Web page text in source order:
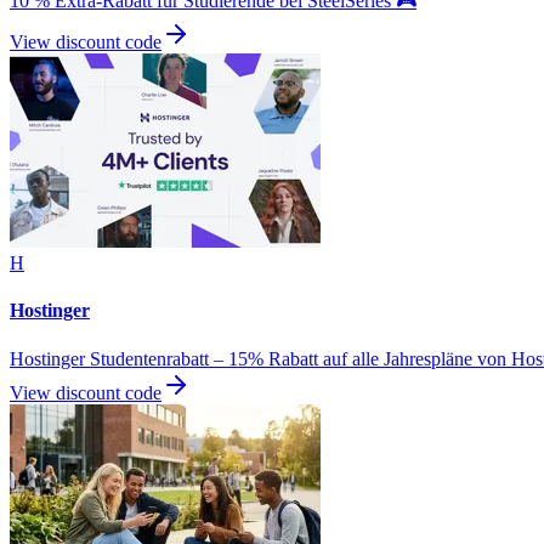
View discount code
H
Hostinger
Hostinger Studentenrabatt – 15% Rabatt auf alle Jahrespläne von
View discount code